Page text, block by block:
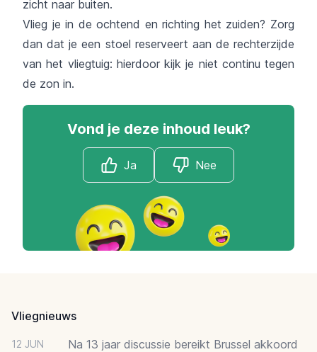
zicht naar buiten.
Vlieg je in de ochtend en richting het zuiden? Zorg
dan dat je een stoel reserveert aan de rechterzijde
van het vliegtuig: hierdoor kijk je niet continu tegen
de zon in.
Vond je deze inhoud leuk?
Ja Nee
Vliegnieuws
12 JUN
Na 13 jaar discussie bereikt Brussel akkoord